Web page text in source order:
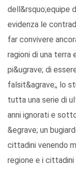
dell&rsquo;equipe
evidenza le
far convivere
ragioni di una terra
pi&ugrave; di
falsit&agrave;, lo
tutta una serie di
anni ignorati e
&egrave; un
cittadini venendo
regione e i cittadini